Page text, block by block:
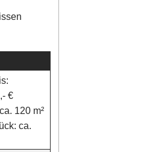
€
120 m²
ca.